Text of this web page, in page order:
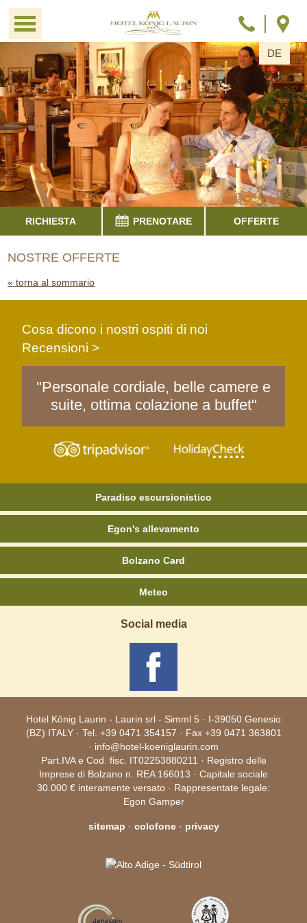
DE
RICHIESTA PRENOTARE OFFERTE
NOSTRE OFFERTE
« torna al sommario
Cosa dicono i nostri ospiti di noi
Recensioni >
"Personale cordiale, belle camere e
suite, ottima colazione a buffet"
Paradiso escursionistico
Egon's allevamento
Bolzano Card
Meteo
Social media
Hotel König Laurin - Laurin srl - Simml 5 · I-39050 Genesio
(BZ) ITALY · Tel. +39 0471 354157 · Fax +39 0471 363801
· info@hotel-koeniglaurin.com
Part.IVA e Cod. fisc. IT02253880211 · Registro delle
Imprese di Bolzano n. REA 166013 · Capitale sociale
30.000 € interamente versato · Rappresentate legale:
Egon Gamper
sitemap · colofone· privacy